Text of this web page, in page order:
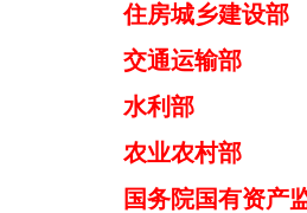
住房城乡建设部
交通运输部
水利部
农业农村部
国务院国有资产